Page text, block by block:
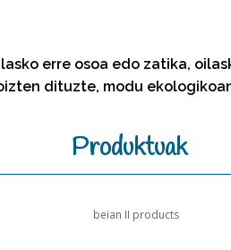
erre osoa edo zatika,
dituzte, modu
Produktuak